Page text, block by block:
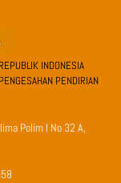
INDONESIA
PENDIRIAN
Polim I No 32 A,